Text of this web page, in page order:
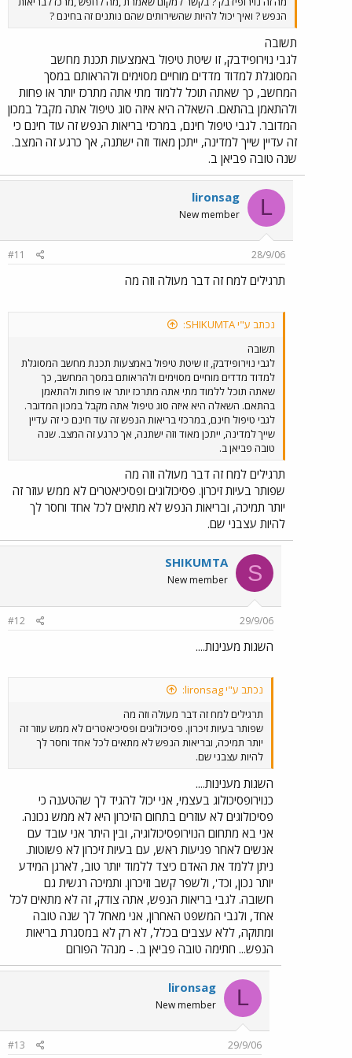
עבדתי לא למדתי ולא עשיתי כלום... גם מגיל קטן יותר מעולם לא עשיתי
שיעורים לבד ,תמיד עשול י שיעורים. איך אני יכול לשמור את העבדוה הזו
בחיים..... מה אני עושה הלאה ? אני ממתין לתשובות ורוצה לעבור יחד
איתכם את הדרך במטרה לשמר את העבודה ולשרוד ..... איך הגעתי לפורום
,אחרי שאובחנתי בתור הפרעות קשב וריכוז עם חרדות מתמשכות הפנו אותי
לטיפול בנירופסיכולוגיה בגלל שזה קושר ללקויות למידה וגם לחרדות. כך
מצאתי את הפורום .... תודה רבה. ...
הנפש ? ואיך יכול להיות שהשירותים שהם נותנים זה בחינם ?
תשובה
לגבי נוירופידבק, זו שיטת טיפול באמצעות תכנת מחשב
המסוגלת למדוד מדדים מוחיים מסוימים ולהראותם במסך
המחשב, כך שאתה תוכל ללמוד מתי אתה מתרכז יותר או פחות
ולהתאמן בהתאם. השאלה היא איזה סוג טיפול אתה מקבל במכון
המדובר. לגבי טיפול חינם, במרכזי בריאות הנפש זה עוד חינם כי
זה עדיין שייך למדינה, ייתכן מאוד וזה ישתנה, אך כרגע זה המצב.
שנה טובה פביאן ב.
L
lironsag
New member
28/9/06
#11
תרגילים למח זה דבר מעולה וזה מה
נכתב ע"י SHIKUMTA:
תשובה
לגבי נוירופידבק, זו שיטת טיפול באמצעות תכנת מחשב המסוגלת
למדוד מדדים מוחיים מסוימים ולהראותם במסך המחשב, כך
שאתה תוכל ללמוד מתי אתה מתרכז יותר או פחות ולהתאמן
בהתאם. השאלה היא איזה סוג טיפול אתה מקבל במכון המדובר.
לגבי טיפול חינם, במרכזי בריאות הנפש זה עוד חינם כי זה עדיין
שייך למדינה, ייתכן מאוד וזה ישתנה, אך כרגע זה המצב. שנה
טובה פביאן ב.
תרגילים למח זה דבר מעולה וזה מה
שפותר בעיות זיכרון. פסיכולוגים ופסיכיאטרים לא ממש עוזר זה
יותר תמיכה, ובריאות הנפש לא מתאים לכל אחד וחסר לך
להיות עצבני שם.
S
SHIKUMTA
New member
29/9/06
#12
השגות מענינות....
נכתב ע"י lironsag:
תרגילים למח זה דבר מעולה וזה מה
שפותר בעיות זיכרון. פסיכולוגים ופסיכיאטרים לא ממש עוזר זה
יותר תמיכה, ובריאות הנפש לא מתאים לכל אחד וחסר לך
להיות עצבני שם.
השגות מענינות....
כנוירופסיכולוג בעצמי, אני יכול להגיד לך שהטענה כי
פסיכולוגים לא עוזרים בתחום הזיכרון היא לא ממש נכונה.
אני בא מתחום הנוירופסיכולוגיה, ובין היתר אני עובד עם
אנשים לאחר פגיעות ראש, עם בעיות זיכרון לא פשוטות.
ניתן ללמד את האדם כיצד ללמוד יותר טוב, לארגן המידע
יותר נכון, וכד', ולשפר קשב וזיכרון. ותמיכה רגשית גם
חשובה. לגבי בריאות הנפש, אתה צודק, זה לא מתאים לכל
אחד, ולגבי המשפט האחרון, אני מאחל לך שנה טובה
ומתוקה, ללא עצבים בכלל, לא רק לא במסגרת בריאות
הנפש... חתימה טובה פביאן ב. - מנהל הפורום
L
lironsag
New member
29/9/06
#13